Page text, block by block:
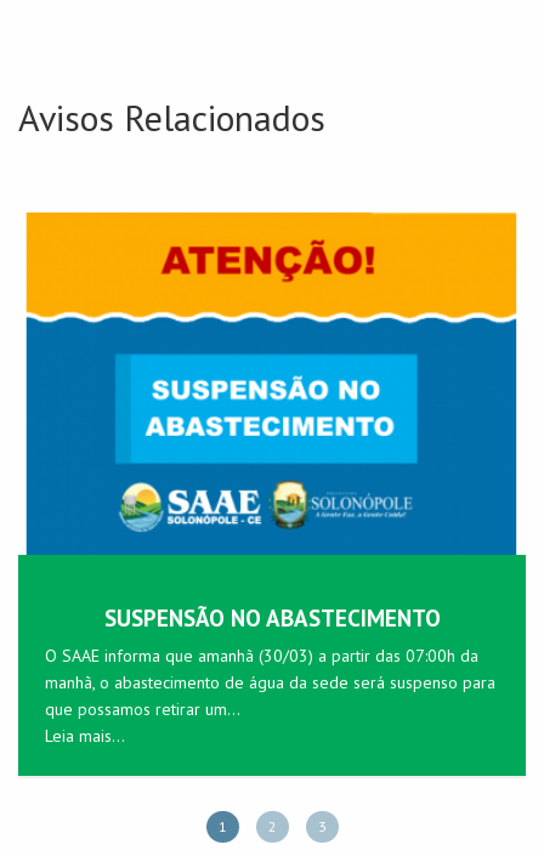
Avisos Relacionados
SUSPENSÃO NO ABASTECIMENTO
O SAAE informa que amanhã (30/03) a partir das 07:00h da
manhã, o abastecimento de água da sede será suspenso para
que possamos retirar um...
Leia mais...
1 2 3